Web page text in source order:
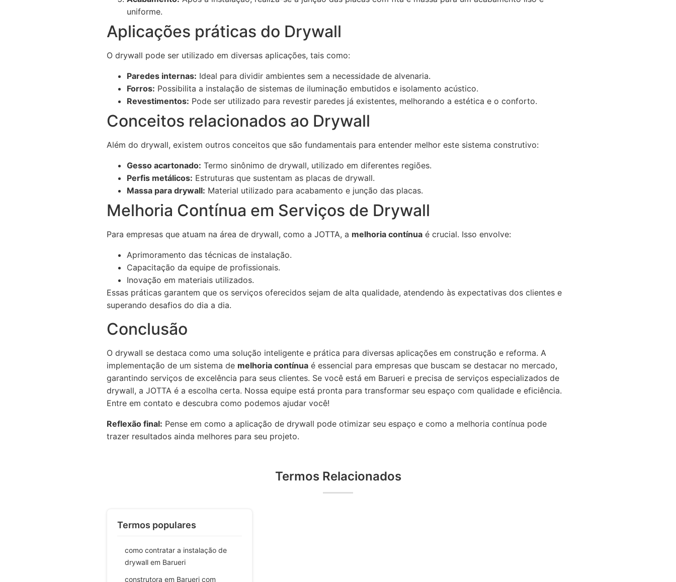
uniforme.
Aplicações práticas do Drywall
O drywall pode ser utilizado em diversas aplicações, tais como:
Paredes internas: Ideal para dividir ambientes sem a necessidade de alvenaria.
Forros: Possibilita a instalação de sistemas de iluminação embutidos e isolamento acústico.
Revestimentos: Pode ser utilizado para revestir paredes já existentes, melhorando a estética e o conforto.
Conceitos relacionados ao Drywall
Além do drywall, existem outros conceitos que são fundamentais para entender melhor este sistema construtivo:
Gesso acartonado: Termo sinônimo de drywall, utilizado em diferentes regiões.
Perfis metálicos: Estruturas que sustentam as placas de drywall.
Massa para drywall: Material utilizado para acabamento e junção das placas.
Melhoria Contínua em Serviços de Drywall
Para empresas que atuam na área de drywall, como a JOTTA, a melhoria contínua é crucial. Isso envolve:
Aprimoramento das técnicas de instalação.
Capacitação da equipe de profissionais.
Inovação em materiais utilizados.
Essas práticas garantem que os serviços oferecidos sejam de alta qualidade, atendendo às expectativas dos clientes e
superando desafios do dia a dia.
Conclusão
O drywall se destaca como uma solução inteligente e prática para diversas aplicações em construção e reforma. A
implementação de um sistema de melhoria contínua é essencial para empresas que buscam se destacar no mercado,
garantindo serviços de excelência para seus clientes. Se você está em Barueri e precisa de serviços especializados de
drywall, a JOTTA é a escolha certa. Nossa equipe está pronta para transformar seu espaço com qualidade e eficiência.
Entre em contato e descubra como podemos ajudar você!
Reflexão final: Pense em como a aplicação de drywall pode otimizar seu espaço e como a melhoria contínua pode
trazer resultados ainda melhores para seu projeto.
Termos Relacionados
Termos populares
como contratar a instalação de
drywall em Barueri
construtora em Barueri com